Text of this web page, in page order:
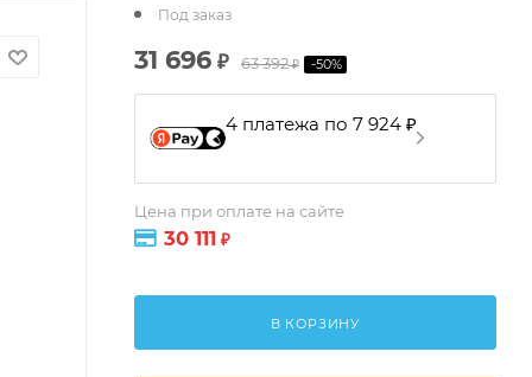
Под заказ
31 696 ₽ 63 392₽ -50%
4 платежа по 7 924 ₽
Цена при оплате на сайте
30 111 ₽
В КОРЗИНУ